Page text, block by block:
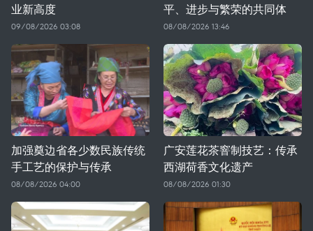
业新高度
09/08/2026 03:08
平、进步与繁荣的共同体
08/08/2026 13:46
加强奠边省各少数民族传统
手工艺的保护与传承
08/08/2026 04:00
广安莲花茶窨制技艺：传承
西湖荷香文化遗产
08/08/2026 01:30